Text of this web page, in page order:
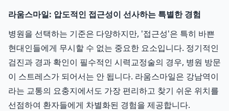
라움스마일: 압도적인 접근성이 선사하는 특별한 경험
병원을 선택하는 기준은 다양하지만, '접근성'은 특히 바쁜
현대인들에게 무시할 수 없는 중요한 요소입니다. 정기적인
검진과 경과 확인이 필수적인 시력교정술의 경우, 병원 방문
이 스트레스가 되어서는 안 됩니다. 라움스마일은 강남역이
라는 교통의 요충지에서도 가장 편리하고 찾기 쉬운 위치를
선점하여 환자들에게 차별화된 경험을 제공합니다.